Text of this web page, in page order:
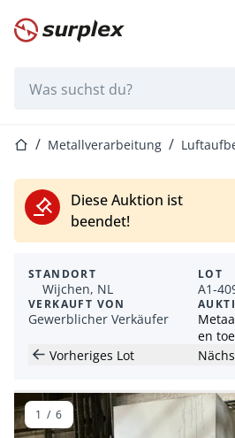
Startseite
StartseiteMetallverarbeitung
Diese Auktion ist
beendet!
STANDORT
Wijchen, NL
VERKAUFT VON
Gewerblicher Verkäufer
LOT
A1-
en
Vorheriges Lot
1 / 6